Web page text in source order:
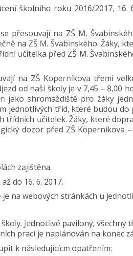
školního roku 2016/2017, 16.
přesouvají na ZŠ M.
na ZŠ M. Švabinského. Žáky,
učitelka před ZŠ M.
na ZŠ Koperníkova třemi
od naší školy je v 7,45 – 8,00
jako shromaždiště pro žáky
jednotlivých tříd, které budou do
třídních učitelek. Žáky, které
dozor před ZŠ Koperníkova
zajištěna.
do 16. 6. 2017.
na webových stránkách u
Jednotlivé pavilony, všechny
prací je naplánován na konec
k následujícícm opatřením: